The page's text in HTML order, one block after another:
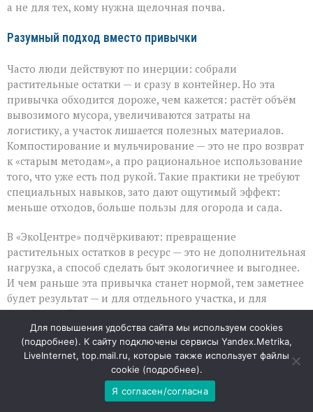
а не для тех, кому нужна щелочная почва.
Разумный подход вместо привычки
Часто люди действуют по инерции: собрали
растительные остатки — и сразу в контейнер. Но эта
привычка обходится дороже, чем кажется: растёт объём
вывозимого мусора, увеличиваются затраты на
логистику, а участок лишается полезных материалов.
Компостирование и мульчирование — это не про возврат
к «старым методам», а про рациональное использование
того, что уже есть под рукой. Такие практики не требуют
специальных навыков, зато дают ощутимый эффект:
меньше отходов, больше пользы для огорода и сада.
В «ЭкоЦентре» подчёркивают: превращение
растительных остатков в ресурс — это не дополнительная
нагрузка, а способ сделать быт экологичнее и выгоднее.
И чем раньше эта привычка станет нормой, тем заметнее
будет результат — и для отдельного участка, и для
окружающей среды в целом.
06
АВГ
Мобильный интернет: когда
Для повышения удобства сайта мы используем cookies
(подробнее). К сайту подключены сервисы Yandex.Metrika,
LiveInternet, top.mail.ru, которые также использует файлы
cookie (подробнее).
Я согласен/согласна